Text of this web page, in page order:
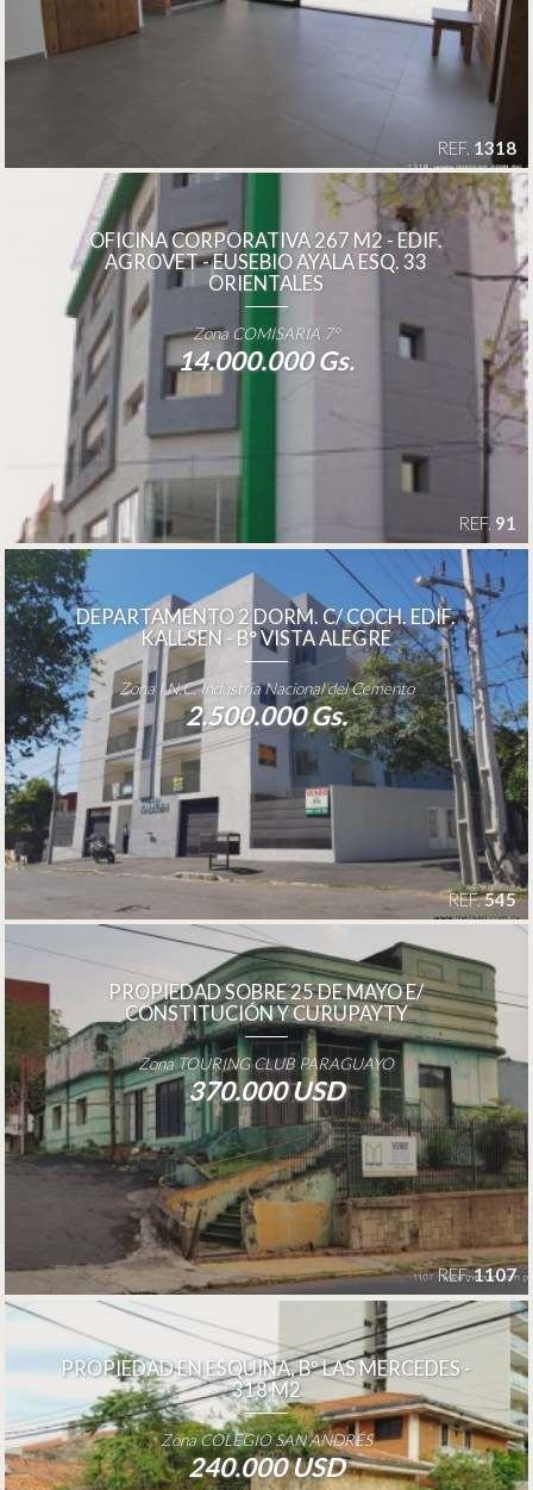
REF. 1318
REF. 91
OFICINA CORPORATIVA 267 M2 - EDIF.
AGROVET - EUSEBIO AYALA ESQ. 33
ORIENTALES
Zona COMISARIA 7°
14.000.000 Gs.
REF.545
DEPARTAMENTO 2 DORM. C/ COCH. EDIF.
KALLSEN - B° VISTA ALEGRE
Zona I.N.C. Industria Nacional del Cemento
2.500.000 Gs.
REF.1107
PROPIEDAD SOBRE 25 DE MAYO E/
CONSTITUCIÓN Y CURUPAYTY
Zona TOURING CLUB PARAGUAYO
370.000 USD
PROPIEDAD EN ESQUINA, Bº LAS MERCEDES -
318 M2
Zona COLEGIO SAN ANDRÉS
240.000 USD